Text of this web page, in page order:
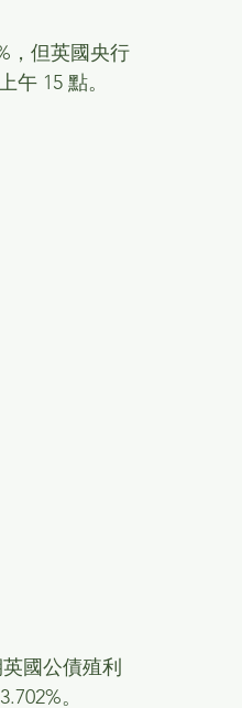
，但英國央行
15 點。
國公債殖利
。